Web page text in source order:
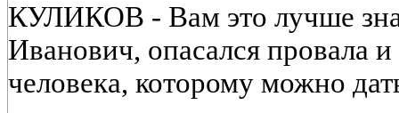
КУЛИКОВ - Вам это лучше
Иванович, опасался провала
человека, которому можно